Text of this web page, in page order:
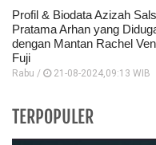
Profil & Biodata Azizah
Pratama Arhan yang
dengan Mantan Rachel
Fuji
Rabu / 21-08-2024,09:13 WIB
TERPOPULER